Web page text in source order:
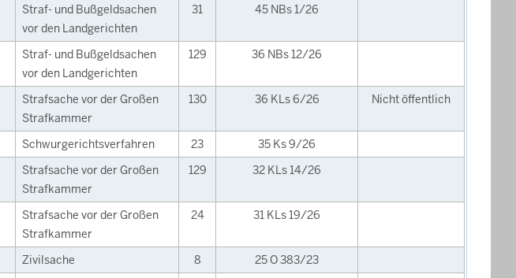
Straf- und Bußgeldsachen
vor den Landgerichten
31 45 NBs 1/26
Straf- und Bußgeldsachen
vor den Landgerichten
129 36 NBs 12/26
Strafsache vor der Großen
Strafkammer
130 36 KLs 6/26 Nicht öffentlich
Schwurgerichtsverfahren 23
35 Ks 9/26
Strafsache vor der Großen
Strafkammer
129 32 KLs 14/26
Strafsache vor der Großen
Strafkammer
24 31 KLs 19/26
Zivilsache 8
25 O 383/23